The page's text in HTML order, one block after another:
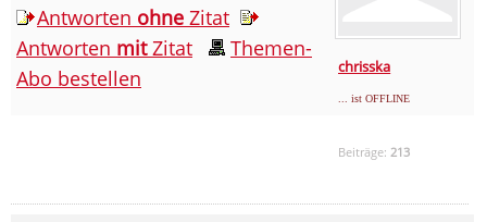
chrisska
... ist OFFLINE
Beiträge: 213
Antworten ohne Zitat
Antworten mitZitat
Themen-
Abo bestellen